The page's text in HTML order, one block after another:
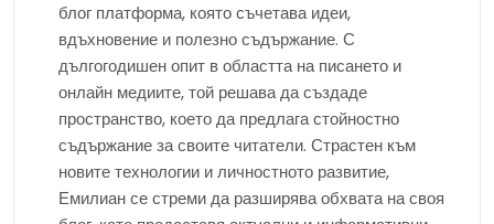
блог платформа, която съчетава идеи,
вдъхновение и полезно съдържание. С
дългогодишен опит в областта на писането и
онлайн медиите, той решава да създаде
пространство, което да предлага стойностно
съдържание за своите читатели. Страстен към
новите технологии и личностното развитие,
Емилиан се стреми да разширява обхвата на своя